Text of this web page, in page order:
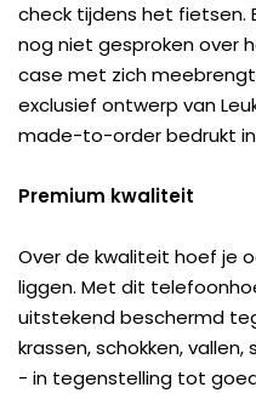
check tijdens het fietsen.
nog niet gesproken over
case met zich
exclusief ontwerp van
made-to-order bedrukt in
Premium kwaliteit
Over de kwaliteit hoef je
liggen. Met dit
uitstekend beschermd
krassen, schokken,
- in tegenstelling tot